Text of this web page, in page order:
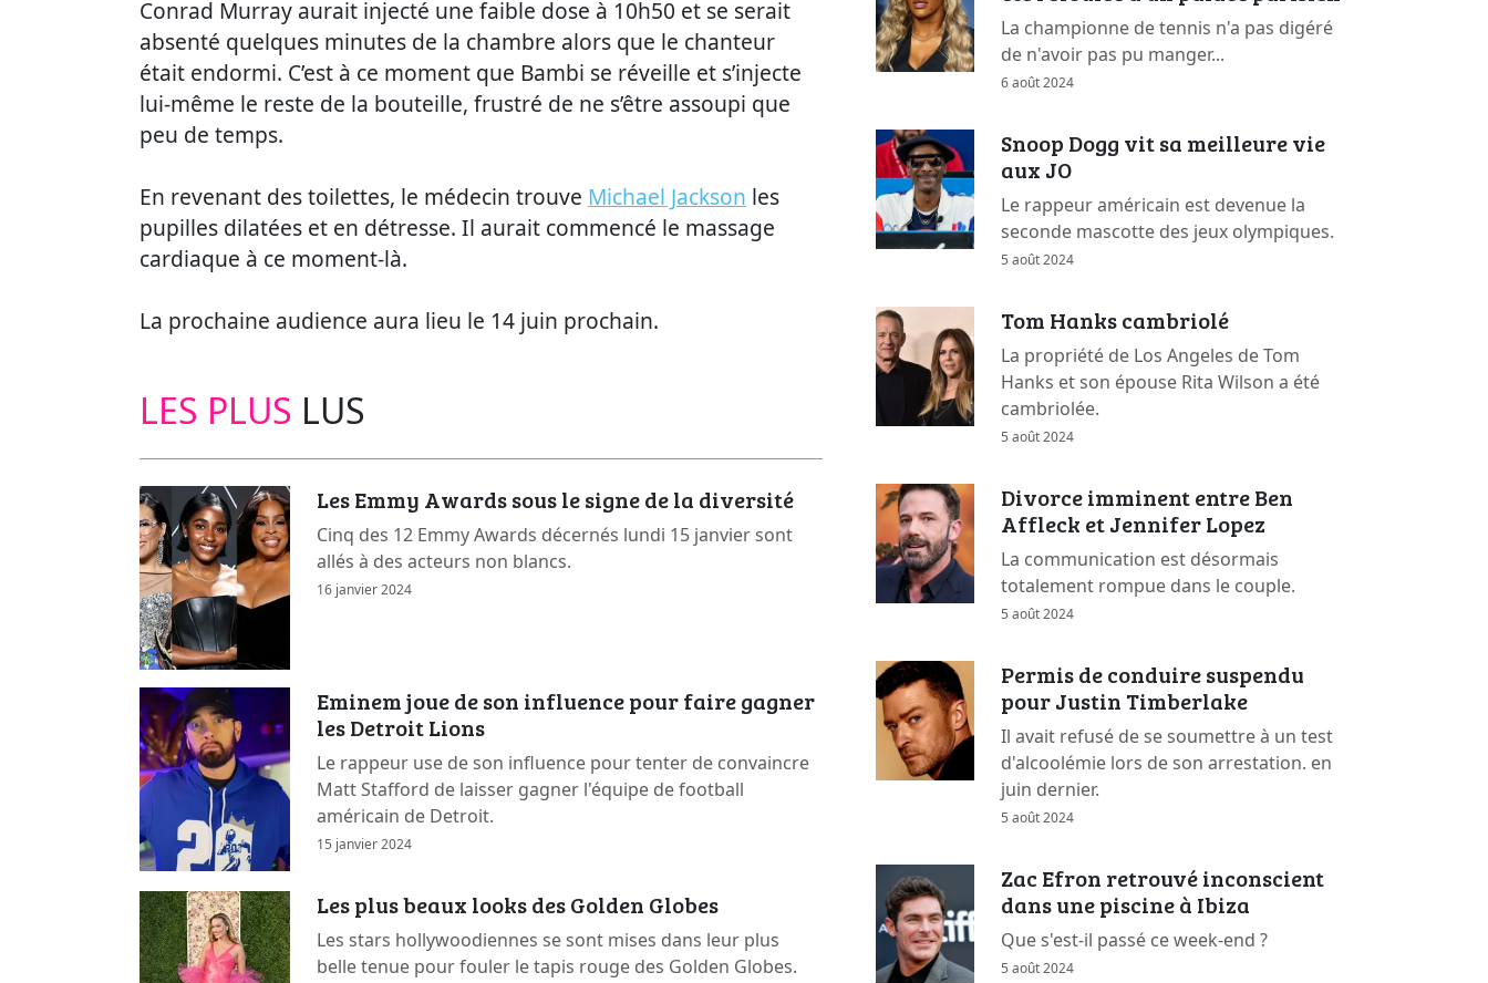
Conrad Murray aurait injecté une faible dose à 10h50 et se serait
absenté quelques minutes de la chambre alors que le chanteur
était endormi. C’est à ce moment que Bambi se réveille et s’injecte
lui-même le reste de la bouteille, frustré de ne s’être assoupi que
peu de temps.
En revenant des toilettes, le médecin trouve Michael Jackson les
pupilles dilatées et en détresse. Il aurait commencé le massage
cardiaque à ce moment-là.
La prochaine audience aura lieu le 14 juin prochain.
LES PLUS LUS
Les Emmy Awards sous le signe de la diversité
Cinq des 12 Emmy Awards décernés lundi 15 janvier sont
allés à des acteurs non blancs.
16 janvier 2024
Eminem joue de son influence pour faire gagner
les Detroit Lions
Le rappeur use de son influence pour tenter de convaincre
Matt Stafford de laisser gagner l'équipe de football
américain de Detroit.
15 janvier 2024
Les plus beaux looks des Golden Globes
Les stars hollywoodiennes se sont mises dans leur plus
belle tenue pour fouler le tapis rouge des Golden Globes.
La championne de tennis n'a pas digéré
de n'avoir pas pu manger...
6 août 2024
Snoop Dogg vit sa meilleure vie
aux JO
Le rappeur américain est devenue la
seconde mascotte des jeux olympiques.
5 août 2024
Tom Hanks cambriolé
La propriété de Los Angeles de Tom
Hanks et son épouse Rita Wilson a été
cambriolée.
5 août 2024
Divorce imminent entre Ben
Affleck et Jennifer Lopez
La communication est désormais
totalement rompue dans le couple.
5 août 2024
Permis de conduire suspendu
pour Justin Timberlake
Il avait refusé de se soumettre à un test
d'alcoolémie lors de son arrestation. en
juin dernier.
5 août 2024
Zac Efron retrouvé inconscient
dans une piscine à Ibiza
Que s'est-il passé ce week-end ?
5 août 2024